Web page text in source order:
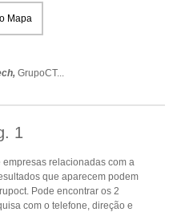
Mapa
GrupoCT...
1
relacionadas com a
que aparecem podem
Pode encontrar os 2
com o telefone, direção e